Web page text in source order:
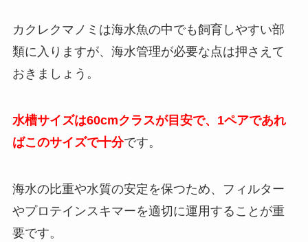
カクレクマノミは海水魚の中でも飼育しやすい部
類に入りますが、海水管理が必要な点は押さえて
おきましょう。
水槽サイズは60cmクラスが目安で、1ペアであれ
ばこのサイズで十分です。
海水の比重や水質の安定を保つため、フィルター
やプロテインスキマーを適切に運用することが重
要です。